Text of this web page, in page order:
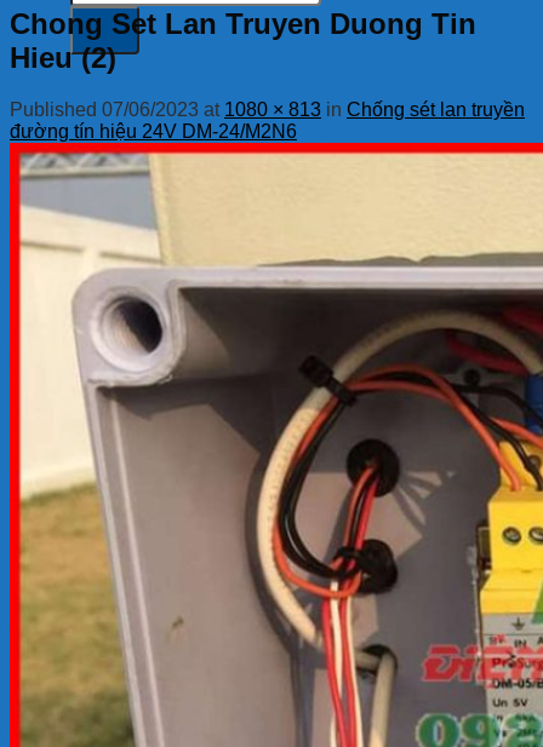
Chong Set Lan Truyen Duong Tin
Hieu (2)
Published 07/06/2023 at 1080 × 813 in Chống sét lan truyền
đường tín hiệu 24V DM-24/M2N6